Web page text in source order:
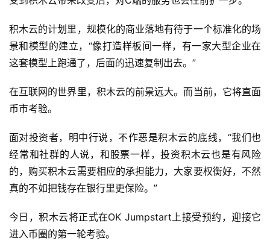
积木云的计划里，规模化的商业落地有待于一个标准化的场
景和模型的建立，“像打造样板间一样，有一家大型企业在
这套模型上跑通了，后面的迅速复制出去。”
在互联网的世界里，积木云的前景远大。而当前，它将直面
币市考验。
面对投资者，明中行说，不作恶是积木云的底线，“我们也
经常和社群的人说，和股票一样，投资积木云也是有风险
的，购买积木云需要相应的承担能力，大家要权衡好，不然
真的不如把钱存在银行里更保险。”
今日，积木云将正式在OK Jumpstart上接受预约，迎接它
进入币圈的第一轮考验。